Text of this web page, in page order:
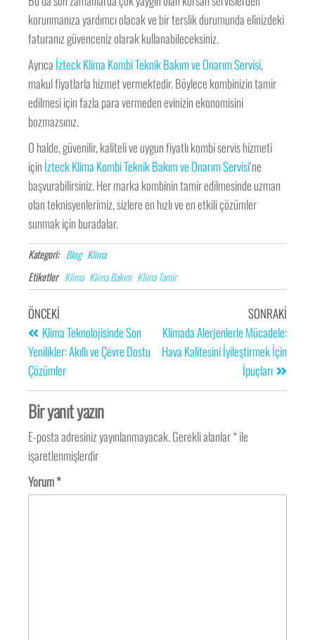
korunmanıza yardımcı olacak ve bir terslik durumunda elinizdeki
faturanız güvenceniz olarak kullanabileceksiniz.
Ayrıca İzteck Klima Kombi Teknik Bakım ve Onarım Servisi,
makul fiyatlarla hizmet vermektedir. Böylece kombinizin tamir
edilmesi için fazla para vermeden evinizin ekonomisini
bozmazsınız.
O halde, güvenilir, kaliteli ve uygun fiyatlı kombi servis hizmeti
için İzteck Klima Kombi Teknik Bakım ve Onarım Servisi‘ne
başvurabilirsiniz. Her marka kombinin tamir edilmesinde uzman
olan teknisyenlerimiz, sizlere en hızlı ve en etkili çözümler
sunmak için buradalar.
Kategori: Blog Klima
Etiketler Klima Klima Bakım Klima Tamir
ÖNCEKI
Klima Teknolojisinde Son
Yenilikler: Akıllı ve Çevre Dostu
Çözümler
SONRAKI
Klimada Alerjenlerle Mücadele:
Hava Kalitesini İyileştirmek İçin
İpuçları
Bir yanıt yazın
E-posta adresiniz yayınlanmayacak.Gerekli alanlar*ile
işaretlenmişlerdir
Yorum*